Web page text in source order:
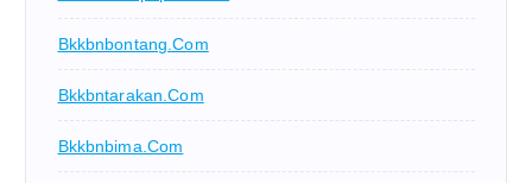
Bkkbnbontang.com
Bkkbntarakan.com
Bkkbnbima.com